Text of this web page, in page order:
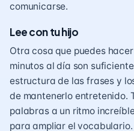
comunicarse.
Lee con tu hijo
Otra cosa que puedes
minutos al día son
estructura de las frases y
de mantenerlo entretenido.
palabras a un ritmo
para ampliar el vocabulario.